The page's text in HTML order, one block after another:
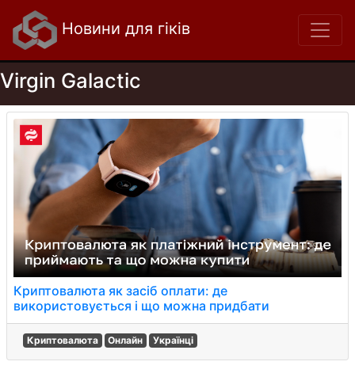
Новини для гіків
Virgin Galactic
Криптовалюта як засіб оплати: де
використовується і що можна придбати
Криптовалюта Онлайн Українці